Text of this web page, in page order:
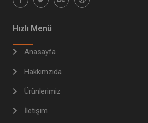
Hızlı Menü
Anasayfa
Hakkımzıda
Ürünlerimiz
İletişim